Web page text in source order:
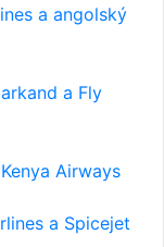
a angolský
a Fly
Airways
a Spicejet